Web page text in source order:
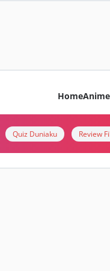
Home
Quiz Duniaku Review